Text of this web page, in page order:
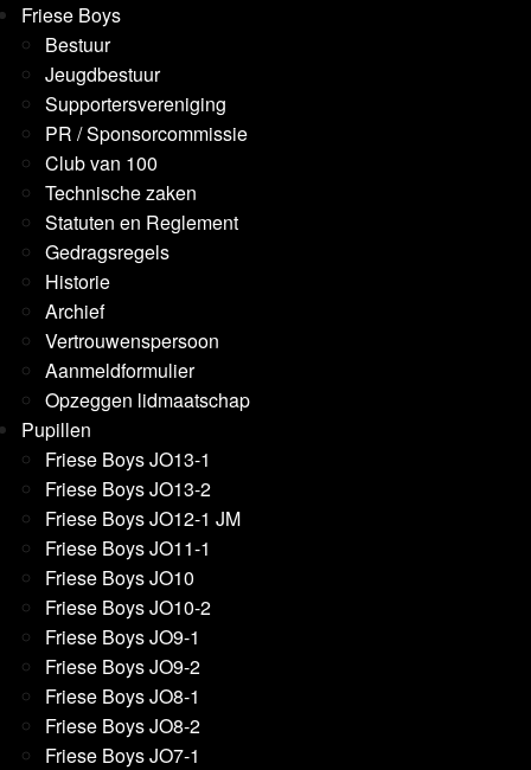
Friese Boys
Bestuur
Jeugdbestuur
Supportersvereniging
PR / Sponsorcommissie
Club van 100
Technische zaken
Statuten en Reglement
Gedragsregels
Historie
Archief
Vertrouwenspersoon
Aanmeldformulier
Opzeggen lidmaatschap
Pupillen
Friese Boys JO13-1
Friese Boys JO13-2
Friese Boys JO12-1 JM
Friese Boys JO11-1
Friese Boys JO10
Friese Boys JO10-2
Friese Boys JO9-1
Friese Boys JO9-2
Friese Boys JO8-1
Friese Boys JO8-2
Friese Boys JO7-1